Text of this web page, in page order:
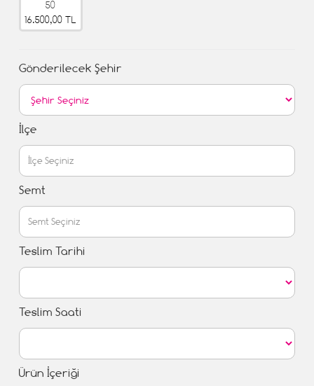
50
16.500,00 TL
Gönderilecek Şehir
İlçe
Semt
Teslim Tarihi
Teslim Saati
Ürün İçeriği